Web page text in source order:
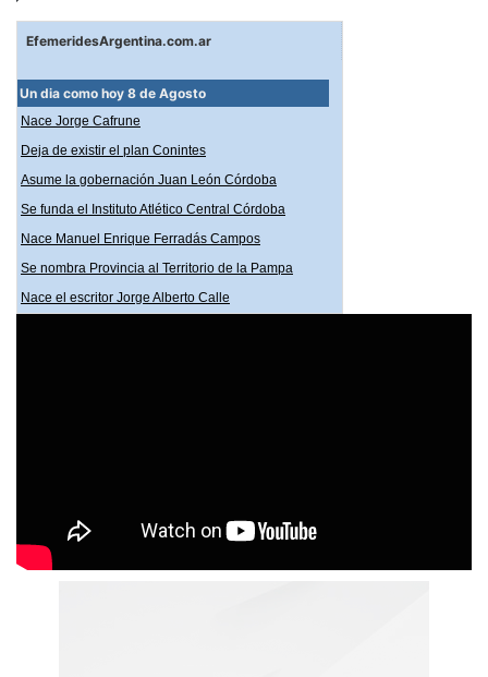
EfemeridesArgentina.com.ar
Un dia como hoy 8 de Agosto
Nace Jorge Cafrune
Deja de existir el plan Conintes
Asume la gobernación Juan León Córdoba
Se funda el Instituto Atlético Central Córdoba
Nace Manuel Enrique Ferradás Campos
Se nombra Provincia al Territorio de la Pampa
Nace el escritor Jorge Alberto Calle